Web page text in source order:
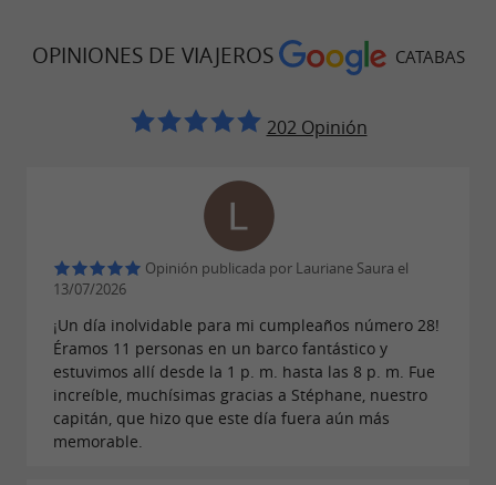
OPINIONES DE VIAJEROS CATABAS
202 Opinión
Opinión publicada por Lauriane Saura el
13/07/2026
¡Un día inolvidable para mi cumpleaños número 28!
Éramos 11 personas en un barco fantástico y
estuvimos allí desde la 1 p. m. hasta las 8 p. m. Fue
increíble, muchísimas gracias a Stéphane, nuestro
capitán, que hizo que este día fuera aún más
memorable.